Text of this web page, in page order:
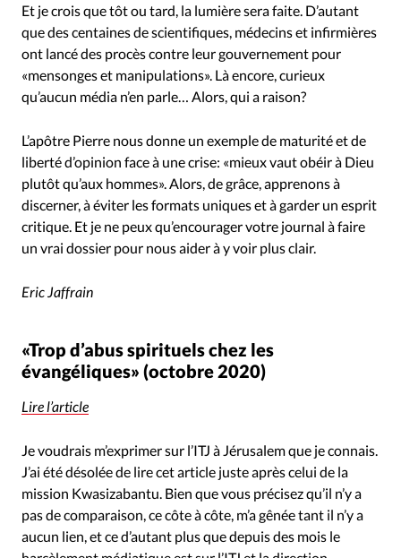
Et je crois que tôt ou tard, la lumière sera faite. D’autant
que des centaines de scientifiques, médecins et infirmières
ont lancé des procès contre leur gouvernement pour
«mensonges et manipulations». Là encore, curieux
qu’aucun média n’en parle… Alors, qui a raison?
L’apôtre Pierre nous donne un exemple de maturité et de
liberté d’opinion face à une crise: «mieux vaut obéir à Dieu
plutôt qu’aux hommes». Alors, de grâce, apprenons à
discerner, à éviter les formats uniques et à garder un esprit
critique. Et je ne peux qu’encourager votre journal à faire
un vrai dossier pour nous aider à y voir plus clair.
Eric Jaffrain
«Trop d’abus spirituels chez les
évangéliques» (octobre 2020)
Lire l’article
Je voudrais m’exprimer sur l’ITJ à Jérusalem que je connais.
J’ai été désolée de lire cet article juste après celui de la
mission Kwasizabantu. Bien que vous précisez qu’il n’y a
pas de comparaison, ce côte à côte, m’a gênée tant il n’y a
aucun lien, et ce d’autant plus que depuis des mois le